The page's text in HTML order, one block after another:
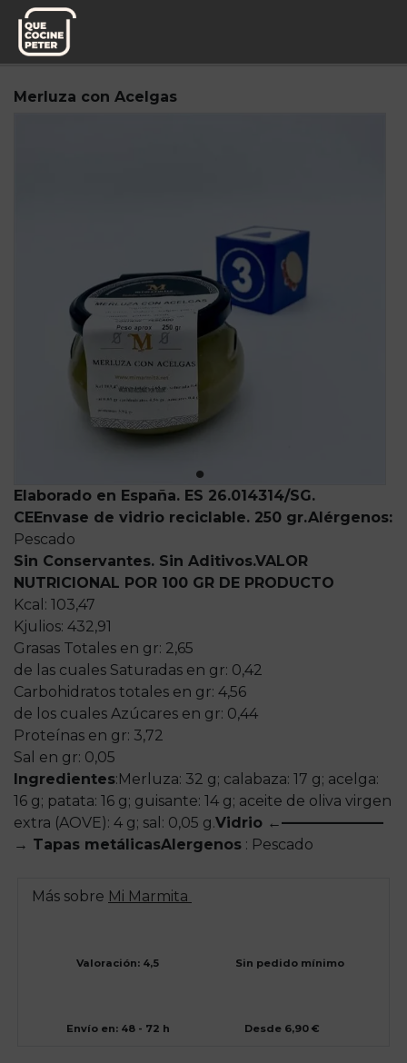
Pedido semanal
Merluza con Acelgas
Elaborado en España. ES 26.014314/SG.
CEEnvase de vidrio reciclable. 250 gr.Alérgenos:
Pescado
Sin Conservantes. Sin Aditivos.VALOR
NUTRICIONAL POR 100 GR DE PRODUCTO
Kcal: 103,47
Kjulios: 432,91
Grasas Totales en gr: 2,65
de las cuales Saturadas en gr: 0,42
Carbohidratos totales en gr: 4,56
de los cuales Azúcares en gr: 0,44
Proteínas en gr: 3,72
Sal en gr: 0,05
Ingredientes:Merluza: 32 g; calabaza: 17 g; acelga:
16 g; patata: 16 g; guisante: 14 g; aceite de oliva virgen
extra (AOVE): 4 g; sal: 0,05 g.Vidrio ←———————
→ Tapas metálicasAlergenos : Pescado
Más sobre Mi Marmita
Valoración: 4,5 Sin pedido mínimo
Envío en: 48 - 72 h Desde 6,90 €